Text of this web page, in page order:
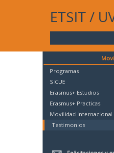
ETSIT /
Programas
SICUE
Erasmus+ Estudios
Erasmus+ Practicas
Movilidad Internacional
Testimonios